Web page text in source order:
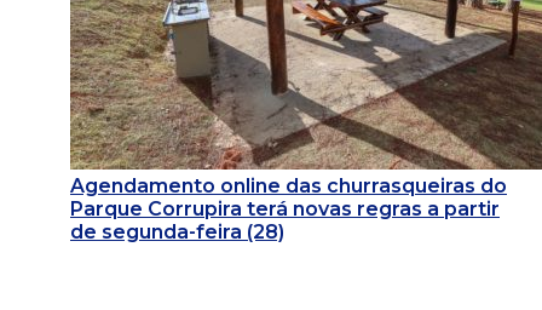
Agendamento online das churrasqueiras do
Parque Corrupira terá novas regras a partir
de segunda-feira (28)